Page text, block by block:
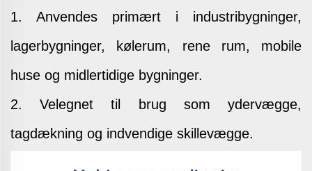
1. Anvendes primært i industribygninger,
lagerbygninger, kølerum, rene rum, mobile
huse og midlertidige bygninger.
2. Velegnet til brug som ydervægge,
tagdækning og indvendige skillevægge.